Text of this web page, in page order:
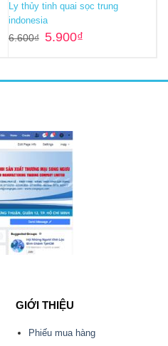
Ly thủy tinh quai sọc trung
indonesia
6.600₫ Giá
gốc
5.900₫
GIỚI THIỆU
Phiếu mua hàng